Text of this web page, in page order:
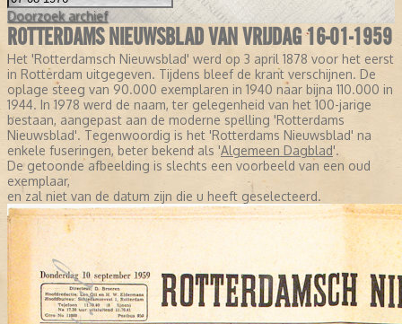
Doorzoek archief
ROTTERDAMS NIEUWSBLAD VAN VRIJDAG 16-01-1959
Het 'Rotterdamsch Nieuwsblad' werd op 3 april 1878 voor het eerst
in Rotterdam uitgegeven. Tijdens bleef de krant verschijnen. De
oplage steeg van 90.000 exemplaren in 1940 naar bijna 110.000 in
1944. In 1978 werd de naam, ter gelegenheid van het 100-jarige
bestaan, aangepast aan de moderne spelling 'Rotterdams
Nieuwsblad'. Tegenwoordig is het 'Rotterdams Nieuwsblad' na
enkele fuseringen, beter bekend als 'Algemeen Dagblad'.
De getoonde afbeelding is slechts een voorbeeld van een oud
exemplaar,
en zal niet van de datum zijn die u heeft geselecteerd.